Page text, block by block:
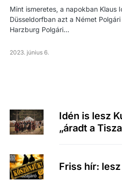
Mint ismeretes, a napokban Klaus
Düsseldorfban azt a Német
Harzburg Polgári…
2023. június 6.
Idén is lesz
„áradt a
Friss hír: